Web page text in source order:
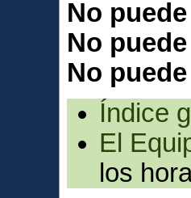
No puede
No puede
No puede
Índice
El
los